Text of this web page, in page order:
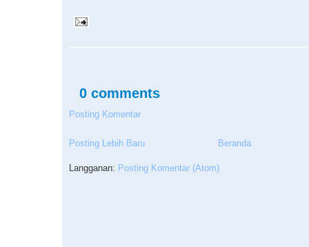
0 comments
Posting Komentar
Posting Lebih Baru Beranda
Langganan: Posting Komentar (Atom)